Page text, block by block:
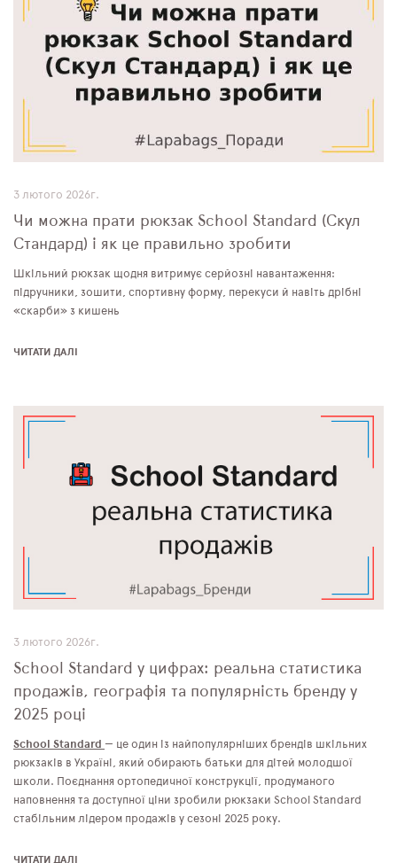
3 лютого 2026г.
Чи можна прати рюкзак School Standard (Скул
Стандард) і як це правильно зробити
Шкільний рюкзак щодня витримує серйозні навантаження:
підручники, зошити, спортивну форму, перекуси й навіть дрібні
«скарби» з кишень
ЧИТАТИ ДАЛІ
3 лютого 2026г.
School Standard у цифрах: реальна статистика
продажів, географія та популярність бренду у
2025 році
School Standard — це один із найпопулярніших брендів шкільних
рюкзаків в Україні, який обирають батьки для дітей молодшої
школи. Поєднання ортопедичної конструкції, продуманого
наповнення та доступної ціни зробили рюкзаки School Standard
стабільним лідером продажів у сезоні 2025 року.
ЧИТАТИ ДАЛІ